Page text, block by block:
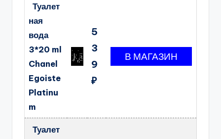
Туалет
ная
вода
3*20 ml
Chanel
Egoiste
Platinu
m
5
3
9
₽
Туалет